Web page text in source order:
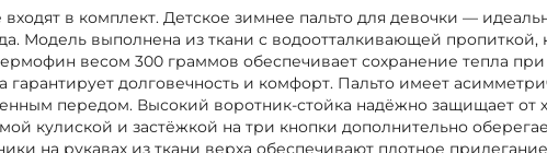
в комплект. Детское зимнее пальто для девочки —
Модель выполнена из ткани с водоотталкивающей пропиткой,
весом 300 граммов обеспечивает сохранение тепла
гарантирует долговечность и комфорт. Пальто имеет
передом. Высокий воротник-стойка надёжно защищает от
кулиской и застёжкой на три кнопки дополнительно
на рукавах из ткани верха обеспечивают плотное